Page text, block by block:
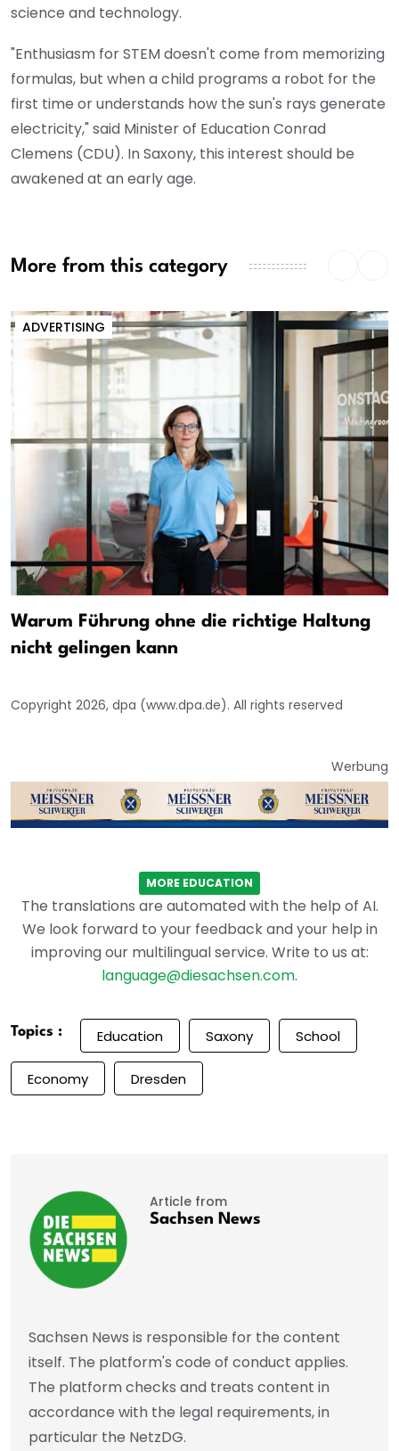
science and technology.
"Enthusiasm for STEM doesn't come from memorizing
formulas, but when a child programs a robot for the
first time or understands how the sun's rays generate
electricity," said Minister of Education Conrad
Clemens (CDU). In Saxony, this interest should be
awakened at an early age.
More from this category
ADVERTISING
Warum Führung ohne die richtige Haltung
nicht gelingen kann
Copyright 2026, dpa (www.dpa.de). All rights reserved
Werbung
MORE EDUCATION
The translations are automated with the help of AI.
We look forward to your feedback and your help in
improving our multilingual service. Write to us at:
language@diesachsen.com.
Topics : Education Saxony School
Economy Dresden
Article from
Sachsen News
Sachsen News is responsible for the content
itself. The platform's code of conduct applies.
The platform checks and treats content in
accordance with the legal requirements, in
particular the NetzDG.